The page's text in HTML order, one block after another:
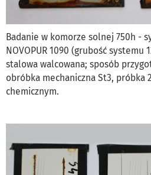
Badanie w komorze solnej 750h -
NOVOPUR 1090 (grubość systemu
stalowa walcowana; sposób
obróbka mechaniczna St3, próbka
chemicznym.